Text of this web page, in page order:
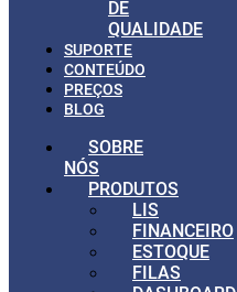
DE
QUALIDADE
SUPORTE
CONTEÚDO
PREÇOS
BLOG
SOBRE
NÓS
PRODUTOS
LIS
FINANCEIRO
ESTOQUE
FILAS